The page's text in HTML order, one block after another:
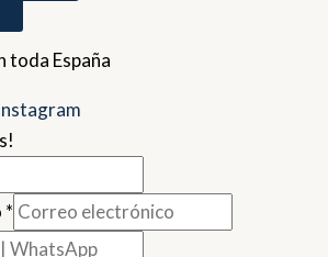
toda España
*